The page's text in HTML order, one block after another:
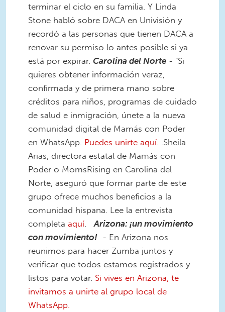
terminar el ciclo en su familia. Y Linda
Stone habló sobre DACA en Univisión y
recordó a las personas que tienen DACA a
renovar su permiso lo antes posible si ya
está por expirar. Carolina del Norte - "Si
quieres obtener información veraz,
confirmada y de primera mano sobre
créditos para niños, programas de cuidado
de salud e inmigración, únete a la nueva
comunidad digital de Mamás con Poder
en WhatsApp. Puedes unirte aquí.
.Sheila
Arias, directora estatal de Mamás con
Poder o MomsRising en Carolina del
Norte, aseguró que formar parte de este
grupo ofrece muchos beneficios a la
comunidad hispana. Lee la entrevista
completa aquí
Arizona: ¡un movimiento
con movimiento! - En Arizona nos
reunimos para hacer Zumba juntos y
verificar que todos estamos registrados y
listos para votar. Si vives en Arizona, te
invitamos a unirte al grupo local de
WhatsApp.